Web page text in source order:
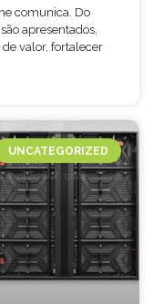
comunica. Do
apresentados,
valor, fortalecer
UNCATEGORIZED